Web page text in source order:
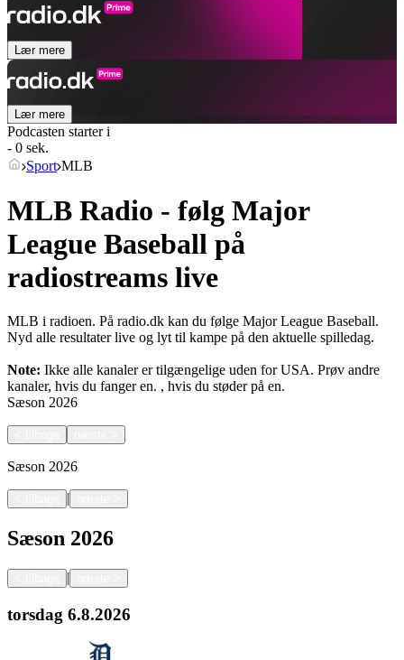
Lær mere
Lær mere
Podcasten starter i
- 0 sek.
Sport MLB
MLB Radio - følg Major
League Baseball på
radiostreams live
MLB i radioen. På radio.dk kan du følge Major League Baseball.
Nyd alle resultater live og lyt til kampe på den aktuelle spilledag.
Note: Ikke alle kanaler er tilgængelige uden for USA. Prøv andre
kanaler, hvis du fanger en. , hvis du støder på en.
Sæson 2026
Sæson 2026
|
Sæson 2026
|
torsdag 6.8.2026